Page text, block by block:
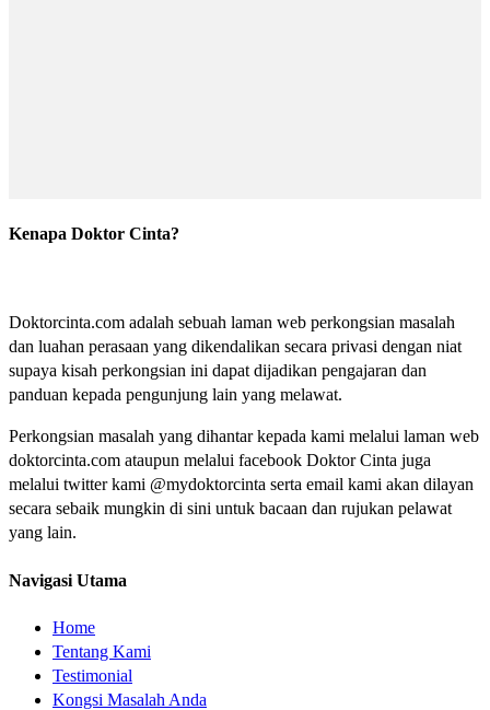
Kenapa Doktor Cinta?
Doktorcinta.com adalah sebuah laman web perkongsian masalah
dan luahan perasaan yang dikendalikan secara privasi dengan niat
supaya kisah perkongsian ini dapat dijadikan pengajaran dan
panduan kepada pengunjung lain yang melawat.
Perkongsian masalah yang dihantar kepada kami melalui laman web
doktorcinta.com ataupun melalui facebook Doktor Cinta juga
melalui twitter kami @mydoktorcinta serta email kami akan dilayan
secara sebaik mungkin di sini untuk bacaan dan rujukan pelawat
yang lain.
Navigasi Utama
Home
Tentang Kami
Testimonial
Kongsi Masalah Anda